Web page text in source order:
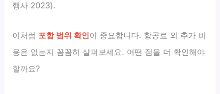
행사 2023).
이처럼 포함 범위 확인이 중요합니다. 항공료 외 추가 비
용은 없는지 꼼꼼히 살펴보세요. 어떤 점을 더 확인해야
할까요?